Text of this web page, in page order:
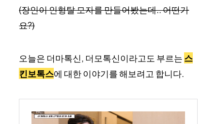
(장인이 인형탈 모자를 만들어봤는데.. 어떤가
요?)
오늘은 더마톡신, 더모톡신이라고도 부르는 스
킨보톡스에 대한 이야기를 해보려고 합니다.